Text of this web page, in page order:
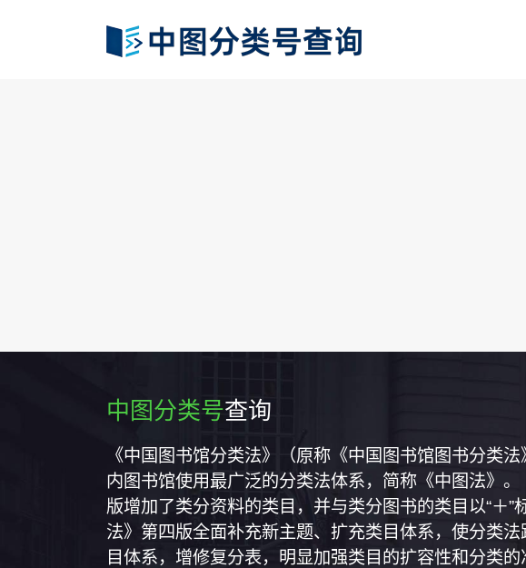
中图分类号查询
《中国图书馆分类法》（原称《中国图书馆图书分类
内图书馆使用最广泛的分类法体系，简称《中图法》
版增加了类分资料的类目，并与类分图书的类目以“＋
法》第四版全面补充新主题、扩充类目体系，使分类
目体系，增修复分表，明显加强类目的扩容性和分类的